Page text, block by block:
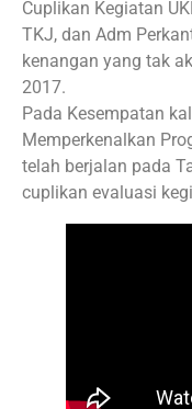
Cuplikan Kegiatan
TKJ, dan Adm
kenangan yang tak
2017.
Pada Kesempatan
Memperkenalkan
telah berjalan pada
cuplikan evaluasi